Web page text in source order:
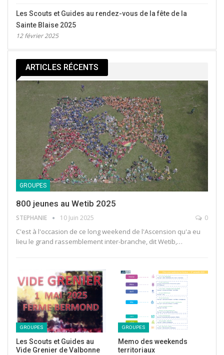
Merci à Christelle et Betty pour le gouter.
Merci à ceux que j’oublie.
Les Scouts et Guides au rendez-vous de la fête de la
Sainte Blaise 2025
12 février 2025
ARTICLES RÉCENTS
GROUPES
800 jeunes au Wetib 2025
STEPHANIE 10 Juin 2025 0
C'est à l'occasion de ce long weekend de l'Ascension qu'a eu
lieu le grand rassemblement inter-branche, dit Wetib,…
GROUPES
Les Scouts et Guides au
Vide Grenier de Valbonne
GROUPES
Memo des weekends
territoriaux